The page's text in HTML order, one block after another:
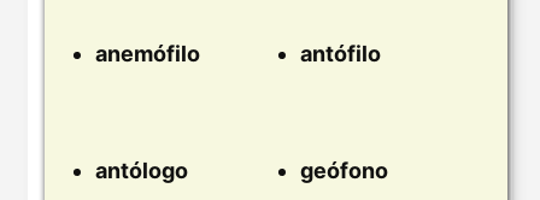
anemófilo antófilo
antólogo geófono